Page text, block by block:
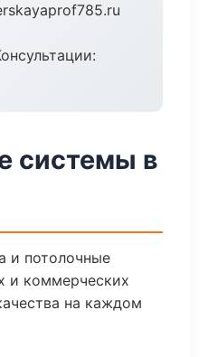
системы в
и потолочные
и коммерческих
на каждом